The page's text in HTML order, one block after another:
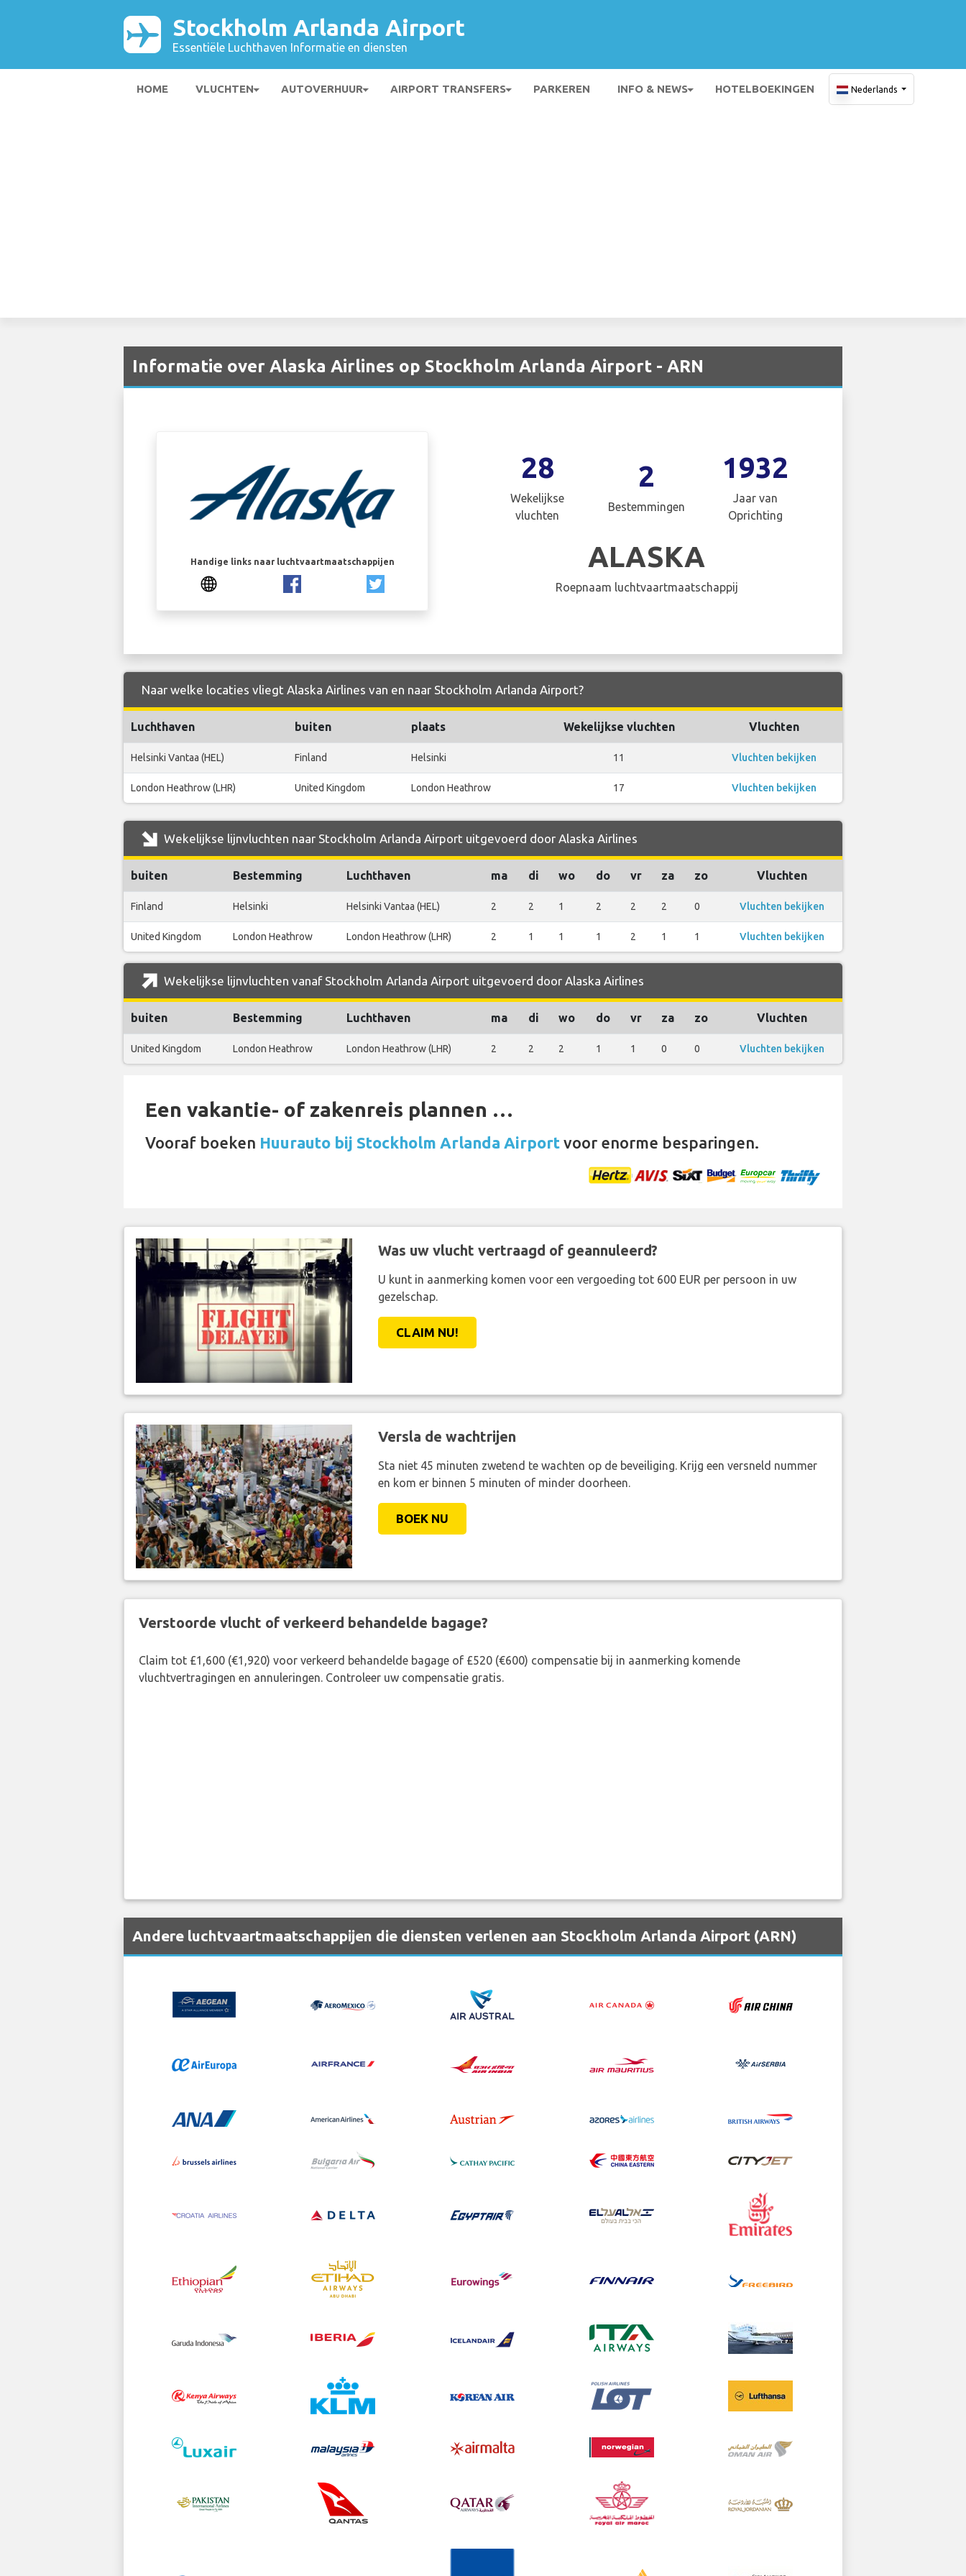
Stockholm Arlanda Airport
Essentiële Luchthaven Informatie en diensten
HOME VLUCHTEN AUTOVERHUUR AIRPORT TRANSFERS PARKEREN INFO & NEWS HOTELBOEKINGEN Nederlands
Informatie over Alaska Airlines op Stockholm Arlanda Airport - ARN
Handige links naar luchtvaartmaatschappijen
28
Wekelijkse
vluchten
2
Bestemmingen
1932
Jaar van
Oprichting
ALASKA
Roepnaam luchtvaartmaatschappij
Naar welke locaties vliegt Alaska Airlines van en naar Stockholm Arlanda Airport?
Luchthaven buiten plaats Wekelijkse vluchten Vluchten
Helsinki Vantaa (HEL) Finland Helsinki 11 Vluchten bekijken
London Heathrow (LHR) United Kingdom London Heathrow 17 Vluchten bekijken
Wekelijkse lijnvluchten naar Stockholm Arlanda Airport uitgevoerd door Alaska Airlines
buiten Bestemming Luchthaven ma di wo do vr za zo Vluchten
Finland Helsinki Helsinki Vantaa (HEL) 2 2 1 2 2 2 0 Vluchten bekijken
United Kingdom London Heathrow London Heathrow (LHR) 2 1 1 1 2 1 1 Vluchten bekijken
Wekelijkse lijnvluchten vanaf Stockholm Arlanda Airport uitgevoerd door Alaska Airlines
buiten Bestemming Luchthaven ma di wo do vr za zo Vluchten
United Kingdom London Heathrow London Heathrow (LHR) 2 2 2 1 1 0 0 Vluchten bekijken
Een vakantie- of zakenreis plannen …
Vooraf boeken Huurauto bij Stockholm Arlanda Airport voor enorme besparingen.
Was uw vlucht vertraagd of geannuleerd?
U kunt in aanmerking komen voor een vergoeding tot 600 EUR per persoon in uw
gezelschap.
CLAIM NU!
Versla de wachtrijen
Sta niet 45 minuten zwetend te wachten op de beveiliging. Krijg een versneld nummer
en kom er binnen 5 minuten of minder doorheen.
BOEK NU
Verstoorde vlucht of verkeerd behandelde bagage?
Claim tot £1,600 (€1,920) voor verkeerd behandelde bagage of £520 (€600) compensatie bij in aanmerking komende
vluchtvertragingen en annuleringen. Controleer uw compensatie gratis.
Andere luchtvaartmaatschappijen die diensten verlenen aan Stockholm Arlanda Airport (ARN)